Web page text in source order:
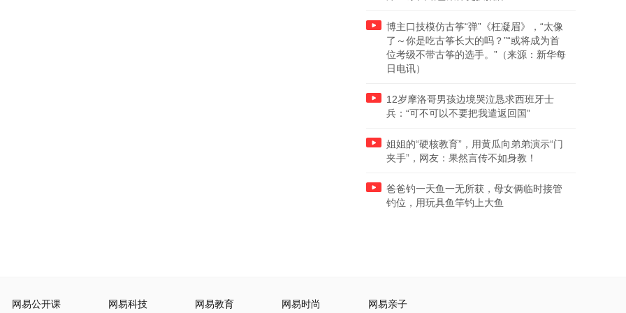
博主口技模仿古筝“弹”《枉凝眉》，“太像
了～你是吃古筝长大的吗？”“或将成为首
位考级不带古筝的选手。”（来源：新华每
日电讯）
12岁摩洛哥男孩边境哭泣恳求西班牙士
兵：“可不可以不要把我遣返回国”
姐姐的“硬核教育”，用黄瓜向弟弟演示“门
夹手”，网友：果然言传不如身教！
爸爸钓一天鱼一无所获，母女俩临时接管
钓位，用玩具鱼竿钓上大鱼
网易公开课 网易科技 网易教育 网易时尚 网易亲子